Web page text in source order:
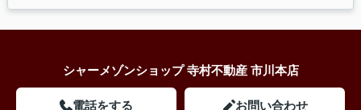
シャーメゾンショップ 寺村不動産 市川本店
電話をする お問い合わせ